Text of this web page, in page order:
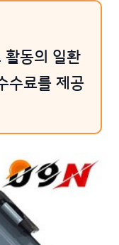
활동의 일환
수료를 제공